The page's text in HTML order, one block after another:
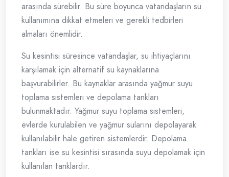
arasında sürebilir. Bu süre boyunca vatandaşların su
kullanımına dikkat etmeleri ve gerekli tedbirleri
almaları önemlidir.
Su kesintisi süresince vatandaşlar, su ihtiyaçlarını
karşılamak için alternatif su kaynaklarına
başvurabilirler. Bu kaynaklar arasında yağmur suyu
toplama sistemleri ve depolama tankları
bulunmaktadır. Yağmur suyu toplama sistemleri,
evlerde kurulabilen ve yağmur sularını depolayarak
kullanılabilir hale getiren sistemlerdir. Depolama
tankları ise su kesintisi sırasında suyu depolamak için
kullanılan tanklardır.